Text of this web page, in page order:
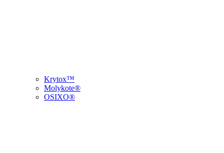
Krytox™
Molykote®
OSIXO®